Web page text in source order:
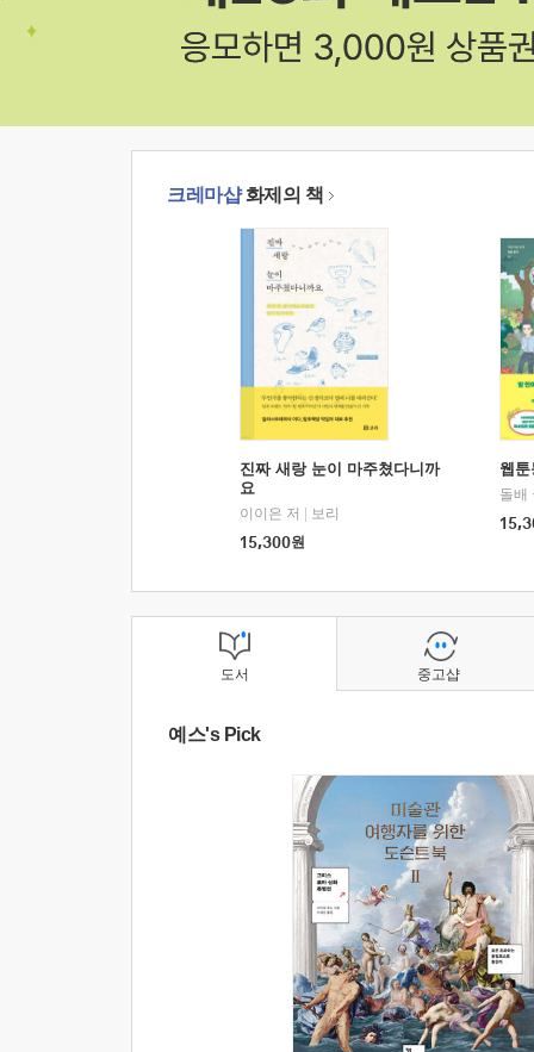
크레마샵화제의 책
진짜 새랑 눈이 마주쳤다니까
요
이이은 저
보리
15,300원
웹
돌배
도서
예스's Pick
중고샵